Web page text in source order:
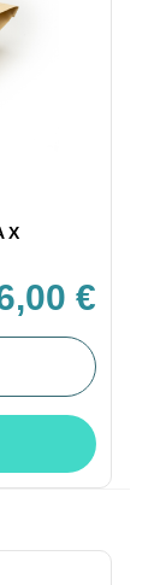
X
€